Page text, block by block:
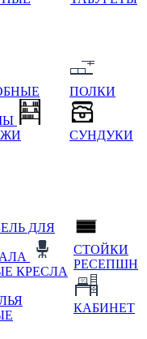
ПОЛКИ
СУНДУКИ
ДЛЯ
КРЕСЛА
СТОЙКИ
РЕСЕПШН
КАБИНЕТ